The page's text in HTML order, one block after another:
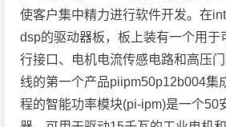
使客户集中精力进行软件开发。在
dsp的驱动器板，板上装有一个用于
行接口、电机电流传感电路和高压
线的第一个产品piipm50p12b004集
程的智能功率模块(pi-ipm)是一个50